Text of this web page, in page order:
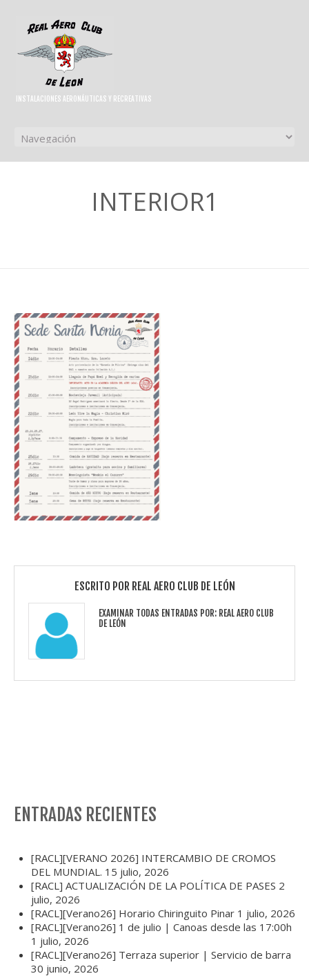
INSTALACIONES AERONÁUTICAS Y RECREATIVAS
INTERIOR1
ESCRITO POR REAL AERO CLUB DE LEÓN
EXAMINAR TODAS ENTRADAS POR: REAL AERO CLUB
DE LEÓN
ENTRADAS RECIENTES
[RACL][VERANO 2026] INTERCAMBIO DE CROMOS
DEL MUNDIAL. 15 julio, 2026
[RACL] ACTUALIZACIÓN DE LA POLÍTICA DE PASES 2
julio, 2026
[RACL][Verano26] Horario Chiringuito Pinar 1 julio, 2026
[RACL][Verano26] 1 de julio | Canoas desde las 17:00h
1 julio, 2026
[RACL][Verano26] Terraza superior | Servicio de barra
30 junio, 2026